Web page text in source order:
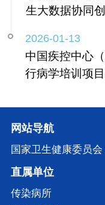
生大数据协同
2026-01-13
中国疾控中心
行病学培训项
网站导航
国家卫生健康委员会
直属单位
传染病所